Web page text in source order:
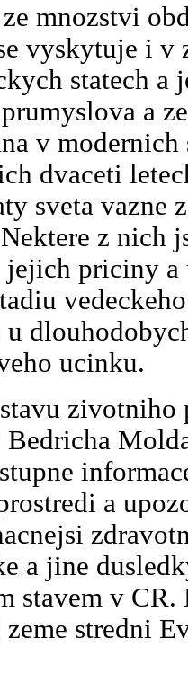
mnozstvi
vyskytuje i v
statech a
a
v modernich
dvaceti
sveta vazne
z nich
priciny a
u
ucinku.
zivotniho
a
a jine
stavem v
stredni